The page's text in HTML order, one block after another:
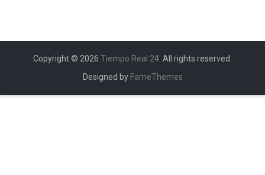
Copyright © 2026 Tiempo Real 24 . All rights reserved.
Designed by FameThemes